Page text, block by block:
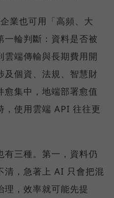
業也可用「高頻、大
一輪判斷：資料是否被
雲端傳輸與長期費用開
及個資、法規、智慧財
愈集中，地端部署愈值
，使用雲端 API 往往更
有三種。第一，資料仍
清，急著上 AI 只會把混
理，效率就可能先提